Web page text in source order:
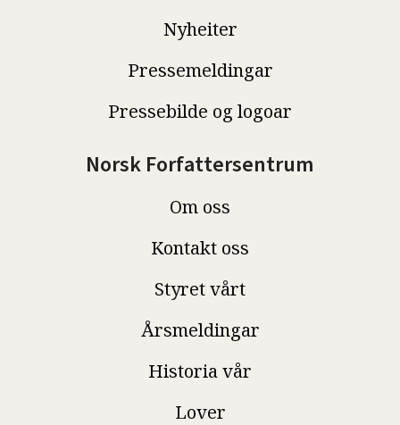
Nyheiter
Pressemeldingar
Pressebilde og logoar
Norsk Forfattersentrum
Om oss
Kontakt oss
Styret vårt
Årsmeldingar
Historia vår
Lover